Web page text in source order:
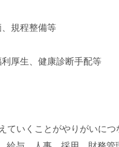
規程整備等
厚生、健康診断手配等
いくことがやりがいにつ